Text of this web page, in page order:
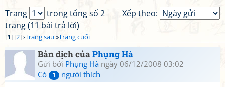
Xếp theo:
Trang
trong tổng số 2
trang (11 bài trả lời)
[1] [2] ›Trang sau »Trang cuối
Bản dịch củaPhụng Hà
Gửi bởi Phụng Hà ngày 06/12/2008 03:02
Có
1 người thích